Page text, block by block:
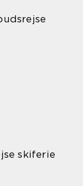
skiferie